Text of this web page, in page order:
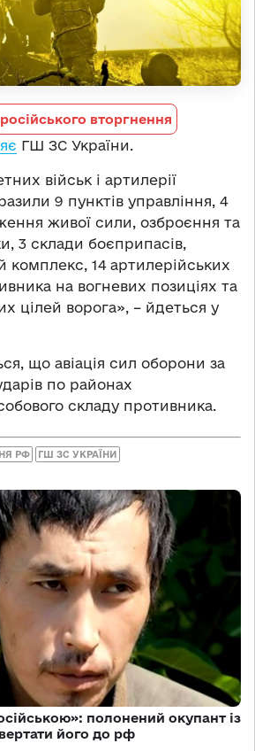
вторгнення
ГШ ЗС України.
військ і артилерії
9 пунктів управління, 4
живої сили, озброєння та
3 склади боєприпасів,
комплекс, 14 артилерійських
на вогневих позиціях та
цілей ворога», – йдеться у
що авіація сил оборони за
по районах
складу противника.
РФ ГШ ЗС УКРАЇНИ
полонений окупант із
його до рф